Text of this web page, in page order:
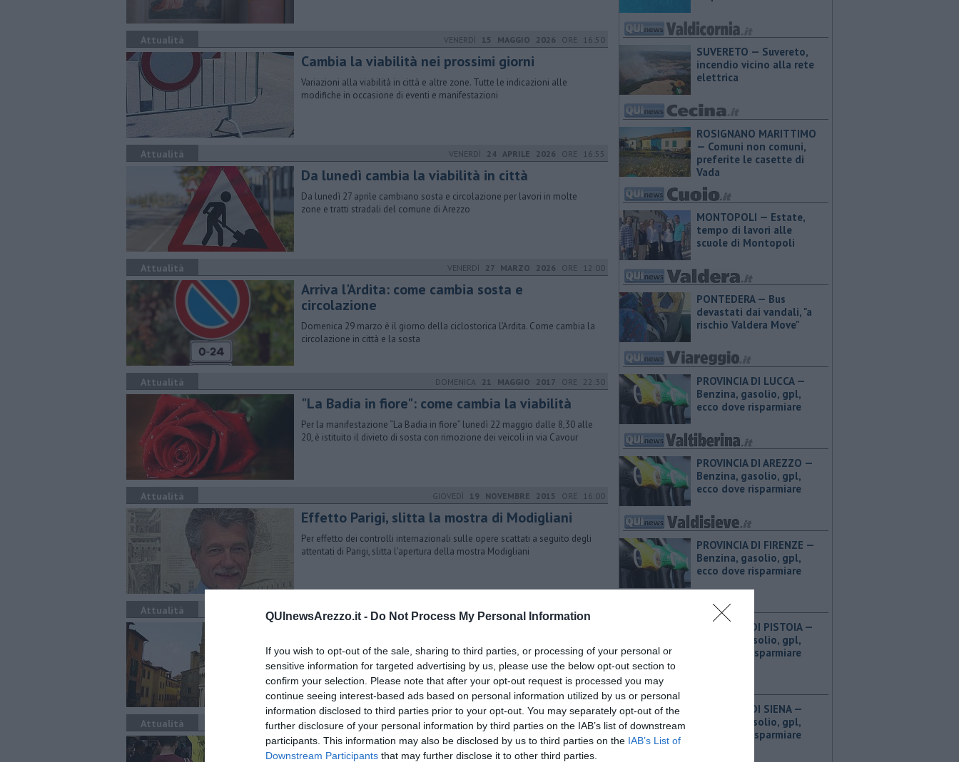
QUInewsArezzo.it - Do Not Process My Personal Information
If you wish to opt-out of the sale, sharing to third parties, or processing of your personal or
sensitive information for targeted advertising by us, please use the below opt-out section to
confirm your selection. Please note that after your opt-out request is processed you may
continue seeing interest-based ads based on personal information utilized by us or personal
information disclosed to third parties prior to your opt-out. You may separately opt-out of the
further disclosure of your personal information by third parties on the IAB’s list of downstream
participants. This information may also be disclosed by us to third parties on the IAB’s List of
Downstream Participants that may further disclose it to other third parties.
Attualità VENERDÌ 15 MAGGIO 2026 ORE 16:50
Cambia la viabilità nei prossimi giorni
Variazioni alla viabilità in città e altre zone. Tutte le indicazioni alle
modifiche in occasione di eventi e manifestazioni
Attualità VENERDÌ 24 APRILE 2026 ORE 16:55
Da lunedì cambia la viabilità in città
Da lunedì 27 aprile cambiano sosta e circolazione per lavori in molte
zone e tratti stradali del comune di Arezzo
Attualità VENERDÌ 27 MARZO 2026 ORE 12:00
Arriva l'Ardita: come cambia sosta e
circolazione
Domenica 29 marzo è il giorno della ciclostorica L’Ardita. Come cambia la
circolazione in città e la sosta
Attualità DOMENICA 21 MAGGIO 2017 ORE 22:30
"La Badia in fiore": come cambia la viabilità
Per la manifestazione “La Badia in fiore” lunedì 22 maggio dalle 8,30 alle
20, è istituito il divieto di sosta con rimozione dei veicoli in via Cavour
Attualità GIOVEDÌ 19 NOVEMBRE 2015 ORE 16:00
Effetto Parigi, slitta la mostra di Modigliani
Per effetto dei controlli internazionali sulle opere scattati a seguito degli
attentati di Parigi, slitta l'apertura della mostra Modigliani
Attualità GIOVEDÌ28 MAGGIO 2015 ORE 12:27
Sono in programma oggi, giovedì 28 maggio e domani, venerdì 29
maggio, gli ultimi appuntamenti elettorali dei candidati a sindaco di
Arezzo
Attualità VENERDÌ03 LUGLIO 2015ORE 10:54
Settima edizione di Shopping sotto le Stelle
SUVERETO — Suvereto,
incendio vicino alla rete
elettrica
ROSIGNANO MARITTIMO
— Comuni non comuni,
preferite le casette di
Vada
MONTOPOLI — Estate,
tempo di lavori alle
scuole di Montopoli
PONTEDERA — Bus
devastati dai vandali, "a
rischio Valdera Move"
PROVINCIA DI LUCCA — ​
Benzina, gasolio, gpl,
ecco dove risparmiare
PROVINCIA DI AREZZO — ​
Benzina, gasolio, gpl,
ecco dove risparmiare
PROVINCIA DI FIRENZE — ​
Benzina, gasolio, gpl,
ecco dove risparmiare
PROVINCIA DI PISTOIA — ​
Benzina, gasolio, gpl,
ecco dove risparmiare
PROVINCIA DI SIENA — ​
Benzina, gasolio, gpl,
ecco dove risparmiare